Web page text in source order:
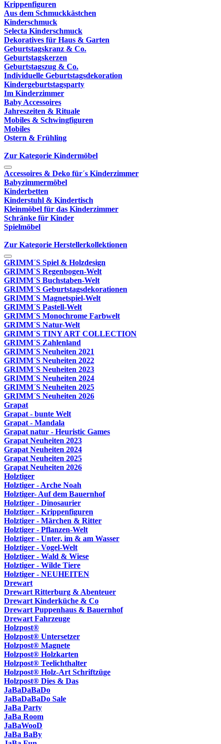
Krippenfiguren
Aus dem Schmuckkästchen
Kinderschmuck
Selecta Kinderschmuck
Dekoratives für Haus & Garten
Geburtstagskranz & Co.
Geburtstagskerzen
Geburtstagszug & Co.
Individuelle Geburtstagsdekoration
Kindergeburtstagsparty
Im Kinderzimmer
Baby Accessoires
Jahreszeiten & Rituale
Mobiles & Schwingfiguren
Mobiles
Ostern & Frühling
Zur Kategorie Kindermöbel
Accessoires & Deko für´s Kinderzimmer
Babyzimmermöbel
Kinderbetten
Kinderstuhl & Kindertisch
Kleinmöbel für das Kinderzimmer
Schränke für Kinder
Spielmöbel
Zur Kategorie Herstellerkollektionen
GRIMM´S Spiel & Holzdesign
GRIMM`S Regenbogen-Welt
GRIMM´S Buchstaben-Welt
GRIMM´S Geburtstagsdekorationen
GRIMM´S Magnetspiel-Welt
GRIMM´S Pastell-Welt
GRIMM´S Monochrome Farbwelt
GRIMM´S Natur-Welt
GRIMM´S TINY ART COLLECTION
GRIMM´S Zahlenland
GRIMM´S Neuheiten 2021
GRIMM´S Neuheiten 2022
GRIMM´S Neuheiten 2023
GRIMM´S Neuheiten 2024
GRIMM´S Neuheiten 2025
GRIMM´S Neuheiten 2026
Grapat
Grapat - bunte Welt
Grapat - Mandala
Grapat natur - Heuristic Games
Grapat Neuheiten 2023
Grapat Neuheiten 2024
Grapat Neuheiten 2025
Grapat Neuheiten 2026
Holztiger
Holztiger - Arche Noah
Holztiger- Auf dem Bauernhof
Holztiger - Dinosaurier
Holztiger - Krippenfiguren
Holztiger - Märchen & Ritter
Holztiger - Pflanzen-Welt
Holztiger - Unter, im & am Wasser
Holztiger - Vogel-Welt
Holztiger - Wald & Wiese
Holztiger - Wilde Tiere
Holztiger - NEUHEITEN
Drewart
Drewart Ritterburg & Abenteuer
Drewart Kinderküche & Co
Drewart Puppenhaus & Bauernhof
Drewart Fahrzeuge
Holzpost®
Holzpost® Untersetzer
Holzpost® Magnete
Holzpost® Holzkarten
Holzpost® Teelichthalter
Holzpost® Holz-Art Schriftzüge
Holzpost® Dies & Das
JaBaDaBaDo
JaBaDaBaDo Sale
JaBa Party
JaBa Room
JaBaWooD
JaBa BaBy